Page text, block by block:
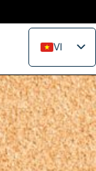
VI
EN
IT
FR
ES
PT